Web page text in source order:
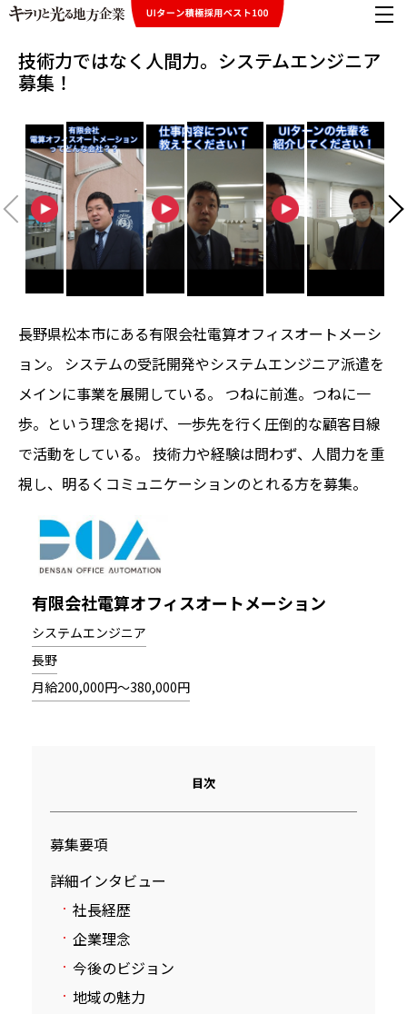
技術力ではなく人間力。システムエンジニア
募集！
長野県松本市にある有限会社電算オフィスオートメーシ
ョン。 システムの受託開発やシステムエンジニア派遣を
メインに事業を展開している。 つねに前進。つねに一
歩。という理念を掲げ、一歩先を行く圧倒的な顧客目線
で活動をしている。 技術力や経験は問わず、人間力を重
視し、明るくコミュニケーションのとれる方を募集。
有限会社電算オフィスオートメーション
システムエンジニア
長野
月給200,000円～380,000円
目次
募集要項
詳細インタビュー
社長経歴
企業理念
今後のビジョン
地域の魅力